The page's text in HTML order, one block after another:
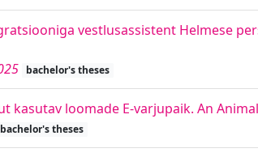
vestlusassistent Helmese
bachelor's theses
kasutav loomade E-varjupaik. An
bachelor's theses